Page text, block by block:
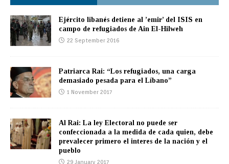
Ejército libanés detiene al ’emir’ del ISIS en
campo de refugiados de Ain El-Hilweh
22 September 2016
Patriarca Rai: “Los refugiados, una carga
demasiado pesada para el Líbano”
1 November 2017
Al Rai: La ley Electoral no puede ser
confeccionada a la medida de cada quien, debe
prevalecer primero el interes de la nación y el
pueblo
29 January 2017